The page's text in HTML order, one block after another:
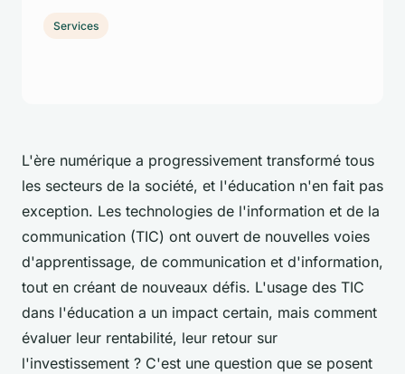
L'ère numérique a progressivement transformé tous
les secteurs de la société, et l'éducation n'en fait pas
exception. Les technologies de l'information et de la
communication (TIC) ont ouvert de nouvelles voies
d'apprentissage, de communication et d'information,
tout en créant de nouveaux défis. L'usage des TIC
dans l'éducation a un impact certain, mais comment
évaluer leur rentabilité, leur retour sur
l'investissement ? C'est une question que se posent
Services